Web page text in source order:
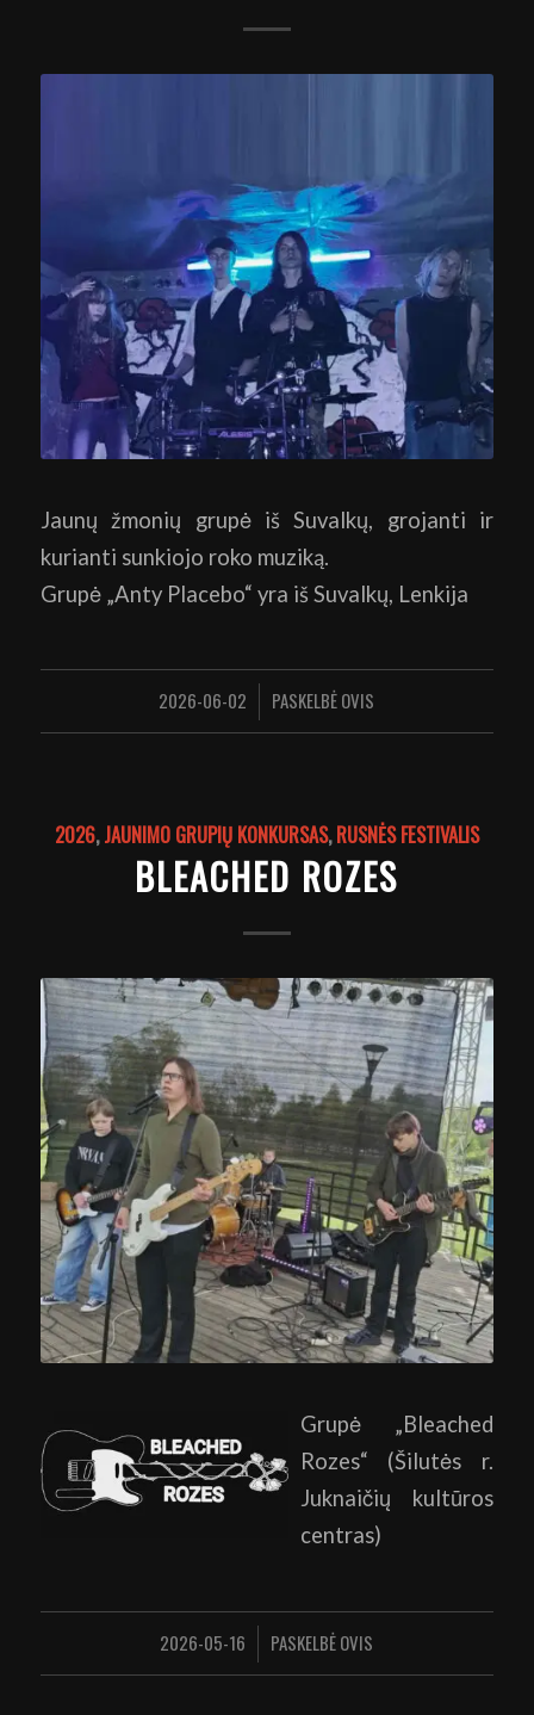
Jaunų žmonių grupė iš Suvalkų, grojanti ir
kurianti sunkiojo roko muziką.
Grupė „Anty Placebo“ yra iš Suvalkų, Lenkija
2026-06-02
/ PASKELBĖOVIS
2026,JAUNIMO GRUPIŲ KONKURSAS,RUSNĖS FESTIVALIS
BLEACHED ROZES
Grupė „Bleached
Rozes“ (Šilutės r.
Juknaičių kultūros
centras)
2026-05-16
/ PASKELBĖOVIS